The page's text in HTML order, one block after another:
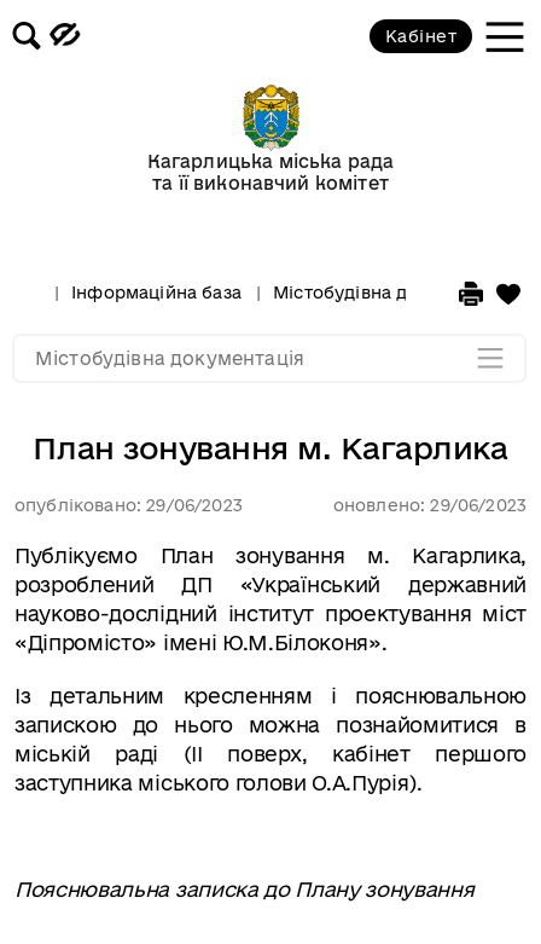
Кагарлицька міська рада
та її виконавчий комітет
Кабінет
Інформаційна база Містобудівна документація
План зонування м. Кагарлика
опубліковано: 29/06/2023 оновлено: 29/06/2023
Публікуємо План зонування м. Кагарлика,
розроблений ДП «Український державний
науково-дослідний інститут проектування міст
«Діпромісто» імені Ю.М.Білоконя».
Із детальним кресленням і пояснювальною
запискою до нього можна познайомитися в
міській раді (ІІ поверх, кабінет першого
заступника міського голови О.А.Пурія).
Пояснювальна записка до Плану зонування
Містобудівна документація
Генеральний план м. Кагарлик
Київської області